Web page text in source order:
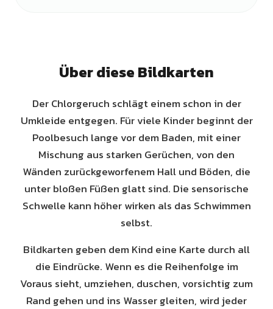
Über diese Bildkarten
Der Chlorgeruch schlägt einem schon in der
Umkleide entgegen. Für viele Kinder beginnt der
Poolbesuch lange vor dem Baden, mit einer
Mischung aus starken Gerüchen, von den
Wänden zurückgeworfenem Hall und Böden, die
unter bloßen Füßen glatt sind. Die sensorische
Schwelle kann höher wirken als das Schwimmen
selbst.
Bildkarten geben dem Kind eine Karte durch all
die Eindrücke. Wenn es die Reihenfolge im
Voraus sieht, umziehen, duschen, vorsichtig zum
Rand gehen und ins Wasser gleiten, wird jeder